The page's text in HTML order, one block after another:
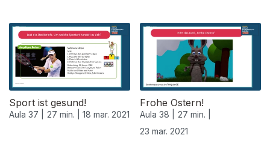
Sport ist gesund!
Aula 37 | 27 min. | 18 mar. 2021
Frohe Ostern!
Aula 38 |
27 min. |
23 mar. 2021